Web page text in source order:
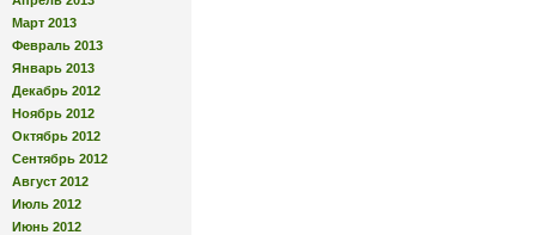
Март 2013
Февраль 2013
Январь 2013
Декабрь 2012
Ноябрь 2012
Октябрь 2012
Сентябрь 2012
Август 2012
Июль 2012
Июнь 2012